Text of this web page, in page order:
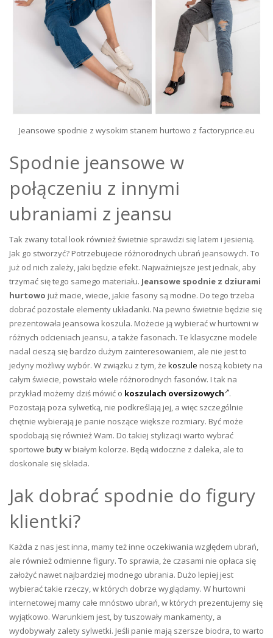
Jeansowe spodnie z wysokim stanem hurtowo z factoryprice.eu
Spodnie jeansowe w
połączeniu z innymi
ubraniami z jeansu
Tak zwany total look również świetnie sprawdzi się latem i jesienią.
Jak go stworzyć? Potrzebujecie różnorodnych ubrań jeansowych. To
już od nich zależy, jaki będzie efekt. Najważniejsze jest jednak, aby
trzymać się tego samego materiału. Jeansowe spodnie z dziurami
hurtowo już macie, wiecie, jakie fasony są modne. Do tego trzeba
dobrać pozostałe elementy układanki. Na pewno świetnie będzie się
prezentowała jeansowa koszula. Możecie ją wybierać w hurtowni w
różnych odcieniach jeansu, a także fasonach. Te klasyczne modele
nadal cieszą się bardzo dużym zainteresowaniem, ale nie jest to
jedyny możliwy wybór. W związku z tym, że koszule noszą kobiety na
całym świecie, powstało wiele różnorodnych fasonów. I tak na
przykład możemy dziś mówić o koszulach oversizowych .
Pozostają poza sylwetką, nie podkreślają jej, a więc szczególnie
chętnie wybierają je panie noszące większe rozmiary. Być może
spodobają się również Wam. Do takiej stylizacji warto wybrać
sportowe butyw białym kolorze. Będą widoczne z daleka, ale to
doskonale się składa.
Jak dobrać spodnie do figury
klientki?
Każda z nas jest inna, mamy też inne oczekiwania względem ubrań,
ale również odmienne figury. To sprawia, że czasami nie opłaca się
założyć nawet najbardziej modnego ubrania. Dużo lepiej jest
wybierać takie rzeczy, w których dobrze wyglądamy. W hurtowni
internetowej mamy całe mnóstwo ubrań, w których prezentujemy się
wyjątkowo. Warunkiem jest, by tuszowały mankamenty, a
wydobywały zalety sylwetki. Jeśli panie mają szersze biodra, to warto